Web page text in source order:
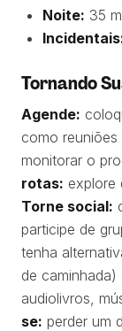
Noite: 35
Tornando
Agende:
como reuniões
monitorar o
rotas: explore
Torne social:
participe de
tenha
de caminhada)
audiolivros,
se: perder um